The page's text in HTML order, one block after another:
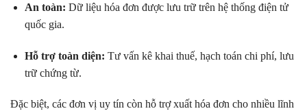
An toàn: Dữ liệu hóa đơn được lưu trữ trên hệ thống điện tử
quốc gia.
Hỗ trợ toàn diện: Tư vấn kê khai thuế, hạch toán chi phí, lưu
trữ chứng từ.
Đặc biệt, các đơn vị uy tín còn hỗ trợ xuất hóa đơn cho nhiều lĩnh